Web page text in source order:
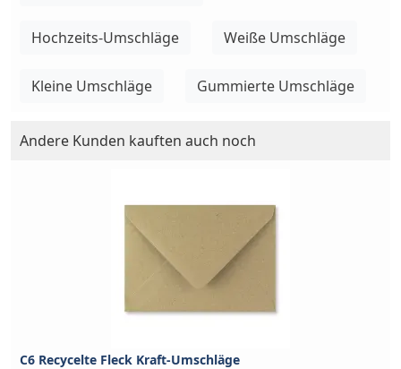
Hochzeits-Umschläge Weiße Umschläge
Kleine Umschläge Gummierte Umschläge
Andere Kunden kauften auch noch
C6 Recycelte Fleck Kraft-Umschläge